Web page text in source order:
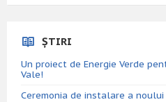
ȘTIRI
Un proiect de Energie Verde
Vale!
Ceremonia de instalare a